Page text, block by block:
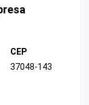
CEP
37048-143